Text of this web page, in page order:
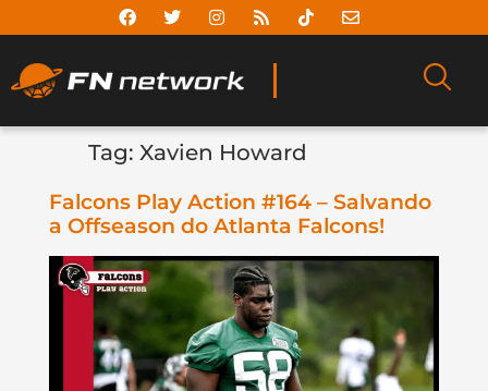
Tag: Xavien Howard
Falcons Play Action #164 – Salvando
a Offseason do Atlanta Falcons!